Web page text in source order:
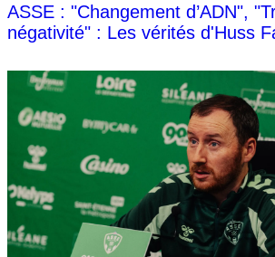
ASSE : "Changement d’ADN",
négativité" : Les vérités d'Huss